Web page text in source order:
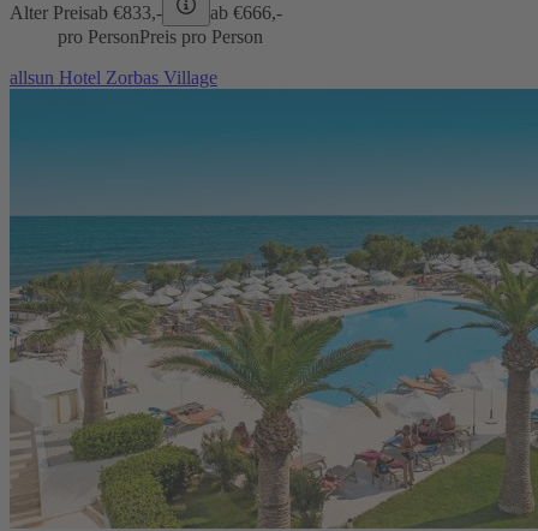
Alter Preisab €833,- ab €666,-
pro PersonPreis pro Person
allsun Hotel Zorbas Village